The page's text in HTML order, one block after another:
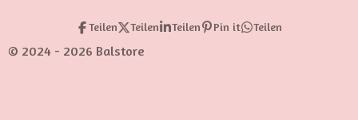
Teilen Teilen Teilen Pin it Teilen
© 2024 - 2026 Balstore